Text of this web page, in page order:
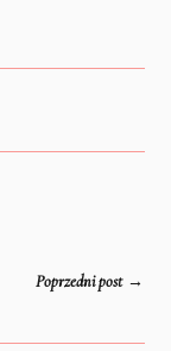
Poprzedni post→